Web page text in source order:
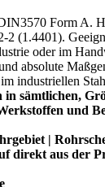
Form A.
(1.4401).
oder im
absolute
industriellen
in sämtlichen,
und
|
direkt aus der